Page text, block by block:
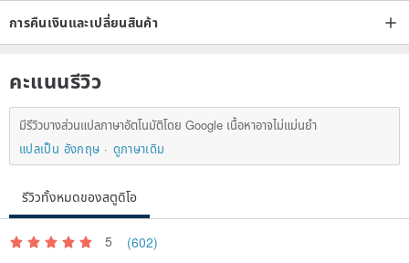
การคืนเงินและเปลี่ยนสินค้า
คะแนนรีวิว
มีรีวิวบางส่วนแปลภาษาอัตโนมัติโดย Google เนื้อหาอาจไม่แม่นยำ
แปลเป็น อังกฤษ
ดูภาษาเดิม
รีวิวทั้งหมดของสตูดิโอ
5 (602)